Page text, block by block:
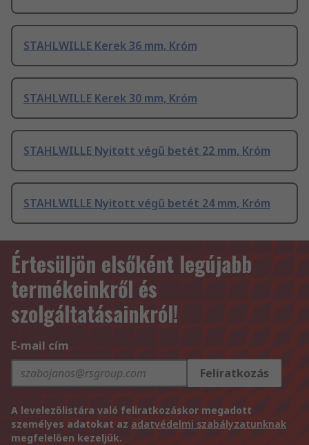
STAHLWILLE Kerek 36 mm, Króm
STAHLWILLE Kerek 30 mm, Króm
STAHLWILLE Nyitott végű betét 22 mm, Króm
STAHLWILLE Nyitott végű betét 24 mm, Króm
Értesüljön elsőként legújabb
termékeinkről és
szolgáltatásainkról!
E-mail cím
Feliratkozás
A levelezőlistára való feliratkozáskor megadott
személyes adatokat az adatvédelmi szabályzatunknak
megfelelően kezeljük.